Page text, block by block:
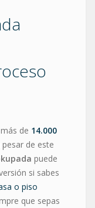
de 14.000
de este
puede
si sabes
o piso
que sepas